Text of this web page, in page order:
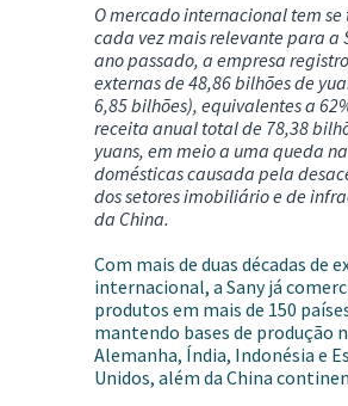
O mercado internacional tem
cada vez mais relevante para a
ano passado, a empresa
externas de 48,86 bilhões de
6,85 bilhões), equivalentes a
receita anual total de 78,38
yuans, em meio a uma queda
domésticas causada pela
dos setores imobiliário e de
da China.
Com mais de duas décadas de
internacional, a Sany já
produtos em mais de 150
mantendo bases de produção
Alemanha, Índia, Indonésia e
Unidos, além da China